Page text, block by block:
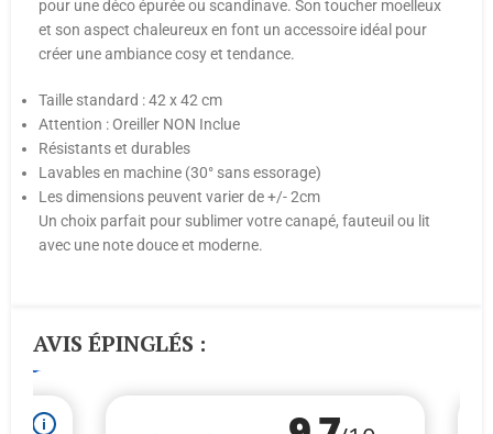
pour une déco épurée ou scandinave. Son toucher moelleux
et son aspect chaleureux en font un accessoire idéal pour
créer une ambiance cosy et tendance.
Taille standard : 42 x 42 cm
Attention : Oreiller NON Inclue
Résistants et durables
Lavables en machine (30° sans essorage)
Les dimensions peuvent varier de +/- 2cm
Un choix parfait pour sublimer votre canapé, fauteuil ou lit
avec une note douce et moderne.
AVIS ÉPINGLÉS :